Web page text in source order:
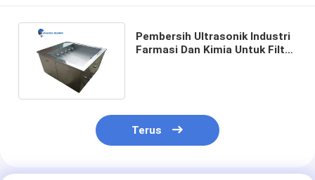
Pembersih Ultrasonik Industri
Farmasi Dan Kimia Untuk Filter
Terus